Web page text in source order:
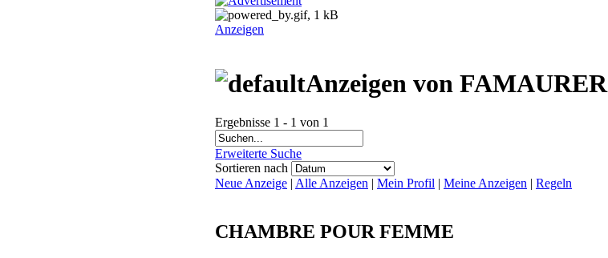
Anzeigen
Anzeigen von FAMAURER
Ergebnisse 1 - 1 von 1
Erweiterte Suche
Sortieren nach
Neue Anzeige | Alle Anzeigen | Mein Profil | Meine Anzeigen | Regeln
CHAMBRE POUR FEMME